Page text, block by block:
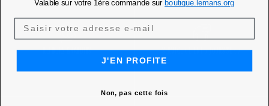
RETOURS GRATUITS SERVICE CLIENT 5 JOURS SUR 7
Valable sur votre 1ère commande sur boutique.lemans.org
J'EN PROFITE
Non, pas cette fois